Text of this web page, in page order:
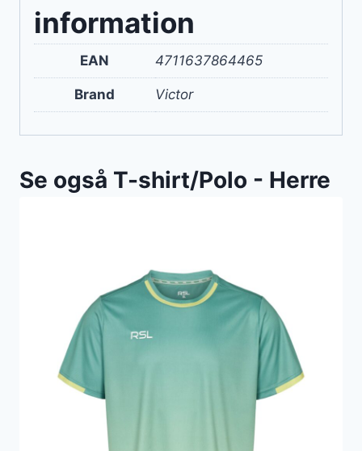
information
EAN 4711637864465
Brand Victor
Se også T-shirt/Polo - Herre